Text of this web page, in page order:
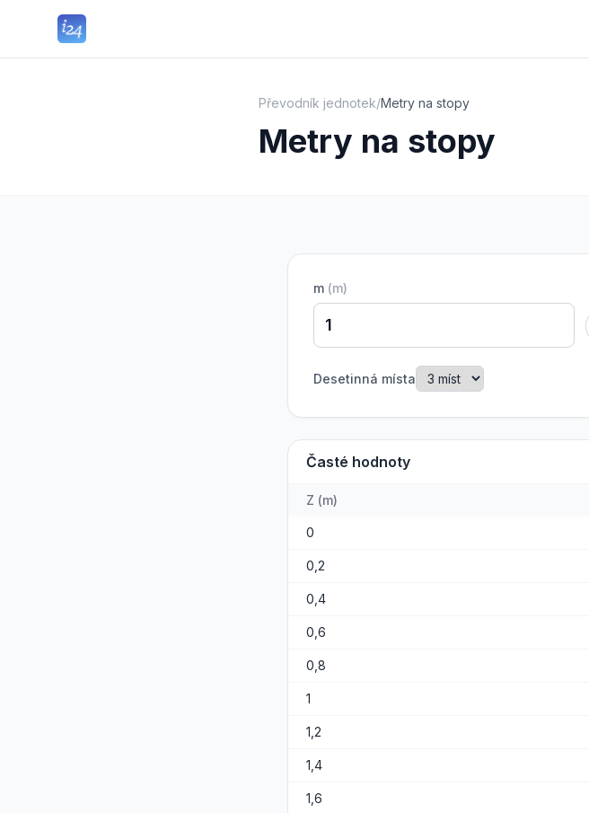
Převodník jednotek/Metry na stopy
Metry na stopy
m (m)
Desetinná místa
Časté hodnoty
Z (m)
0
0,2
0,4
0,6
0,8
1
1,2
1,4
1,6